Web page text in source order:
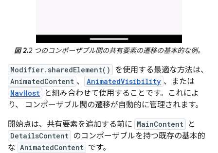
図 2.2 つのコンポーザブル間の共有要素の遷移の基本的な例。
Modifier.sharedElement() を使用する最適な方法は、
AnimatedContent 、 AnimatedVisibility 、または
NavHost
と組み合わせて使用することです。これによ
り、 コンポーザブル間の遷移が自動的に管理されます。
開始点は、共有要素を追加する前に MainContent と
DetailsContent のコンポーザブルを持つ既存の基本的
な AnimatedContent です。